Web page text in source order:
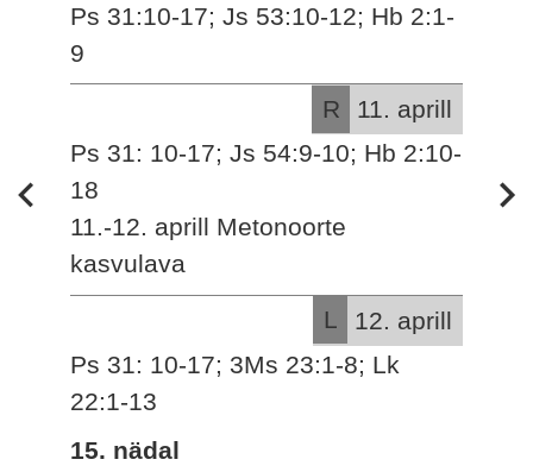
Ps 31:10-17; Js 53:10-12; Hb 2:1-
9
R
11. aprill
Ps 31: 10-17; Js 54:9-10; Hb 2:10-
18
11.-12. aprill Metonoorte
kasvulava
L
12. aprill
Ps 31: 10-17; 3Ms 23:1-8; Lk
22:1-13
15. nädal